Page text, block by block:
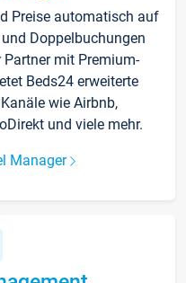
Preise automatisch auf
Doppelbuchungen
mit Premium-
Beds24 erweiterte
wie Airbnb,
und viele mehr.
Manager